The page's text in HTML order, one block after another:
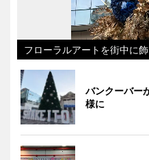
フローラルアートを街中に
バンクーバー
様に